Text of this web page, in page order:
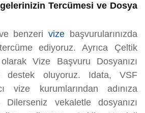
Tercümesi ve Dosya
benzerivize başvurularınızda
ediyoruz. Ayrıca Çeltik
Vize Başvuru Dosyanızı
destek oluyoruz. Idata, VSF
vize kurumlarından adınıza
Dilerseniz vekaletle dosyanızı